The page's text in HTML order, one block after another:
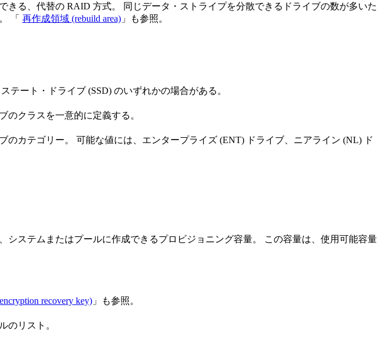
る、代替の RAID 方式。 同じデータ・ストライプを分散できるドライブの数が多いた
「 再作成領域 (rebuild area) 」も参照。
ート・ドライブ (SSD) のいずれかの場合がある。
のクラスを一意的に定義する。
カテゴリー。 可能な値には、エンタープライズ (ENT) ドライブ、ニアライン (NL) ド
ステムまたはプールに作成できるプロビジョニング容量。 この容量は、使用可能容量
recovery key) 」も参照。
のリスト。